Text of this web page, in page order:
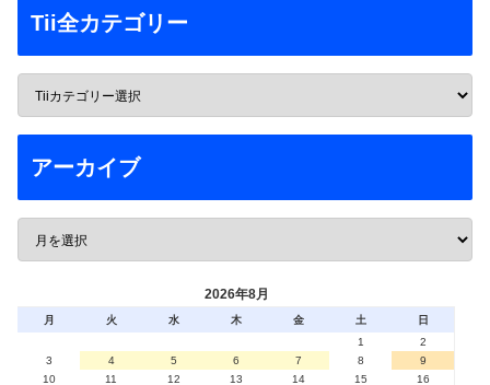
Tii全カテゴリー
アーカイブ
2026年8月
月 火 水 木 金 土
日
1
2
3
4 5 6 7 8
9
10
11 12 13 14 15
16